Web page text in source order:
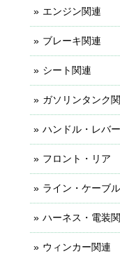
エンジン関連
ブレーキ関連
シート関連
ガソリンタンク
ハンドル・レバ
フロント・リア
ライン・ケーブ
ハーネス・電装
ウィンカー関連